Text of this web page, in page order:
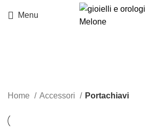
Menu
Home Accessori Portachiavi